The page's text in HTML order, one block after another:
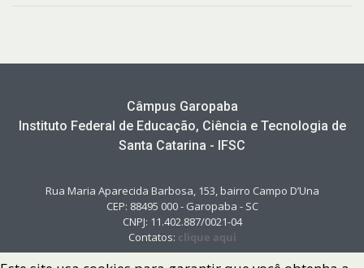
Câmpus Garopaba
Instituto Federal de Educação, Ciência e Tecnologia de
Santa Catarina - IFSC
Rua Maria Aparecida Barbosa, 153, bairro Campo D’Una
CEP: 88495 000 - Garopaba - SC
CNPJ: 11.402.887/0021-04
Contatos: clique aqui